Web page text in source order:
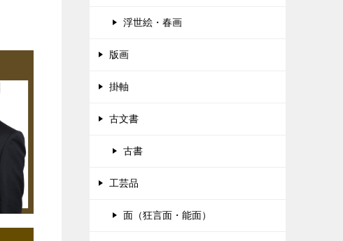
浮世絵・春画
版画
掛軸
古文書
古書
工芸品
面（狂言面・能面）